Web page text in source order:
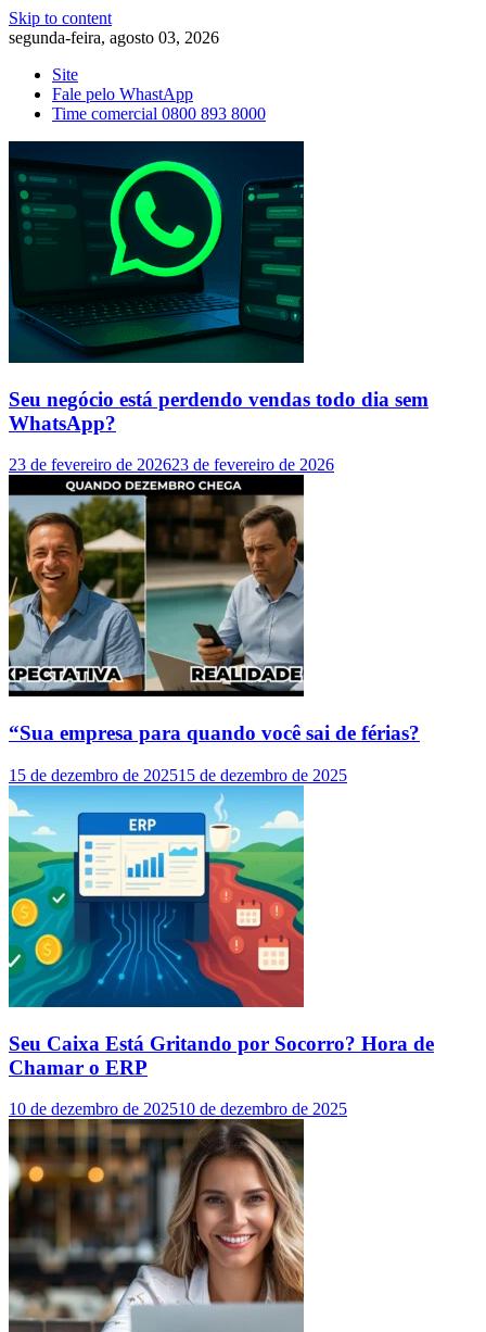
Skip to content
segunda-feira, agosto 03, 2026
Site
Fale pelo WhastApp
Time comercial 0800 893 8000
Seu negócio está perdendo vendas todo dia sem
WhatsApp?
23 de fevereiro de 202623 de fevereiro de 2026
“Sua empresa para quando você sai de férias?
15 de dezembro de 202515 de dezembro de 2025
Seu Caixa Está Gritando por Socorro? Hora de
Chamar o ERP
10 de dezembro de 202510 de dezembro de 2025